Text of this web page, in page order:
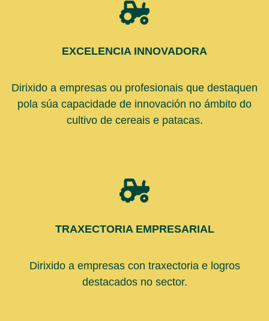
EXCELENCIA INNOVADORA
Dirixido a empresas ou profesionais que destaquen
pola súa capacidade de innovación no ámbito do
cultivo de cereais e patacas.
TRAXECTORIA EMPRESARIAL
Dirixido a empresas con traxectoria e logros
destacados no sector.